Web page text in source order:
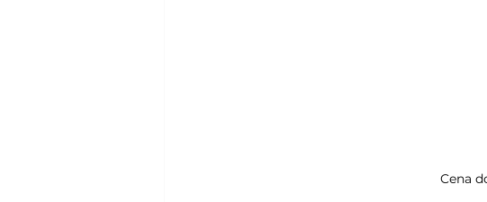
Cena